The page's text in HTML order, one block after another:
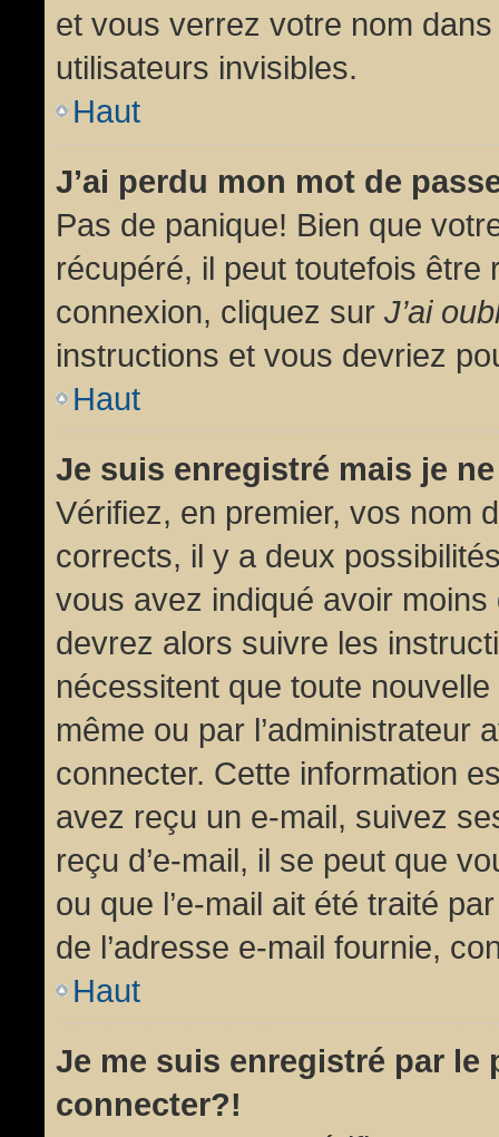
et vous verrez votre nom
utilisateurs invisibles.
Haut
J’ai perdu mon mot de
Pas de panique! Bien que
récupéré, il peut toutefois être
connexion, cliquez sur J’ai
instructions et vous devriez
Haut
Je suis enregistré mais je
Vérifiez, en premier, vos nom
corrects, il y a deux
vous avez indiqué avoir
devrez alors suivre les
nécessitent que toute
même ou par l’administrateur
connecter. Cette information
avez reçu un e-mail, suivez
reçu d’e-mail, il se peut que
ou que l’e-mail ait été traité
de l’adresse e-mail fournie,
Haut
Je me suis enregistré par le
connecter?!